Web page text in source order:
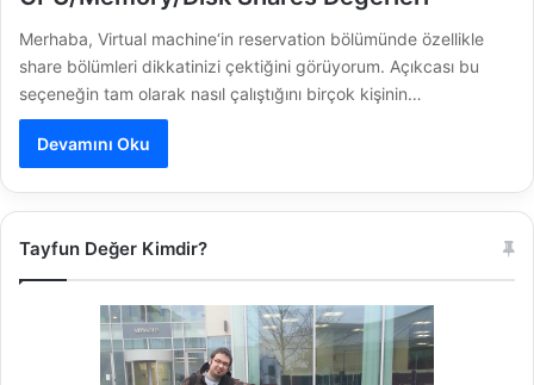
Merhaba, Virtual machine‘in reservation bölümünde özellikle
share bölümleri dikkatinizi çektiğini görüyorum. Açıkcası bu
seçeneğin tam olarak nasıl çalıştığını birçok kişinin…
Devamını Oku
Tayfun Değer Kimdir?